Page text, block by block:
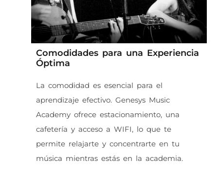
Comodidades para una Experiencia
Óptima
La comodidad es esencial para el
aprendizaje efectivo. Genesys Music
Academy ofrece estacionamiento, una
cafetería y acceso a WIFI, lo que te
permite relajarte y concentrarte en tu
música mientras estás en la academia.